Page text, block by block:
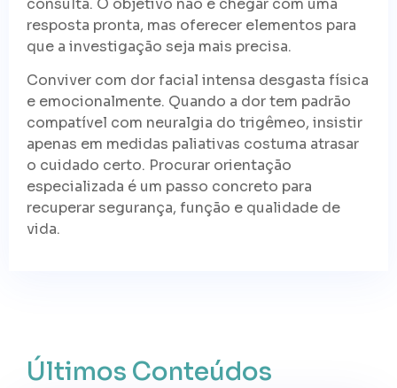
consulta. O objetivo não é chegar com uma
resposta pronta, mas oferecer elementos para
que a investigação seja mais precisa.
Conviver com dor facial intensa desgasta física
e emocionalmente. Quando a dor tem padrão
compatível com neuralgia do trigêmeo, insistir
apenas em medidas paliativas costuma atrasar
o cuidado certo. Procurar orientação
especializada é um passo concreto para
recuperar segurança, função e qualidade de
vida.
Últimos Conteúdos